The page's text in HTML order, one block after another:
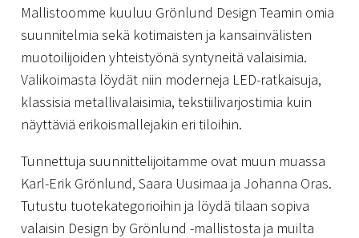
Mallistoomme kuuluu Grönlund Design Teamin omia
suunnitelmia sekä kotimaisten ja kansainvälisten
muotoilijoiden yhteistyönä syntyneitä valaisimia.
Valikoimasta löydät niin moderneja LED-ratkaisuja,
klassisia metallivalaisimia, tekstiilivarjostimia kuin
näyttäviä erikoismallejakin eri tiloihin.
Tunnettuja suunnittelijoitamme ovat muun muassa
Karl-Erik Grönlund, Saara Uusimaa ja Johanna Oras.
Tutustu tuotekategorioihin ja löydä tilaan sopiva
valaisin Design by Grönlund -mallistosta ja muilta